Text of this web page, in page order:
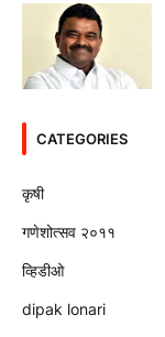
CATEGORIES
कृषी
गणेशोत्सव २०११
व्हिडीओ
dipak lonari